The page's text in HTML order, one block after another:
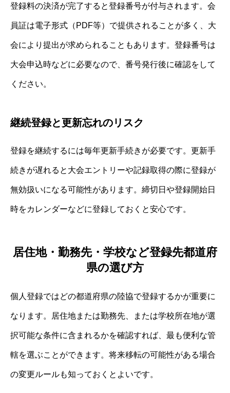
登録料の決済が完了すると登録番号が付与されます。会
員証は電子形式（PDF等）で提供されることが多く、大
会により提出が求められることもあります。登録番号は
大会申込時などに必要なので、番号発行後に確認をして
ください。
継続登録と更新忘れのリスク
登録を継続するには毎年更新手続きが必要です。更新手
続きが遅れると大会エントリーや記録取得の際に登録が
無効扱いになる可能性があります。締切日や登録開始日
時をカレンダーなどに登録しておくと安心です。
居住地・勤務先・学校など登録先都道府
県の選び方
個人登録ではどの都道府県の陸協で登録するかが重要に
なります。居住地または勤務先、または学校所在地が選
択可能な条件に含まれるかを確認すれば、最も便利な管
轄を選ぶことができます。将来移転の可能性がある場合
の変更ルールも知っておくとよいです。